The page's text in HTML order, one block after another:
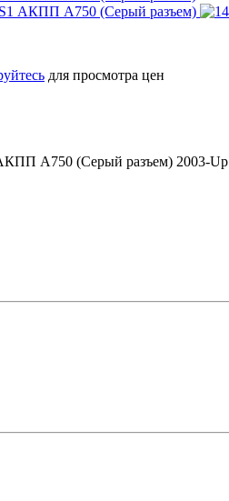
для просмотра цен
A750 (Серый разъем) 2003-Up